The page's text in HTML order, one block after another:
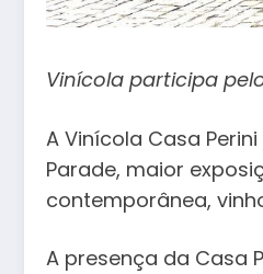
Vinícola participa
A Vinícola Casa
Parade, maior
contemporânea,
A presença da Casa